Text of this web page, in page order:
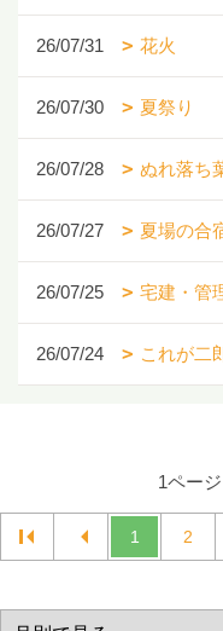
26/07/31 花火
26/07/30 夏祭り
26/07/28 ぬれ落ち
26/07/27 夏場の合
26/07/25 宅建・管
26/07/24 これが二
1ペー
1 2